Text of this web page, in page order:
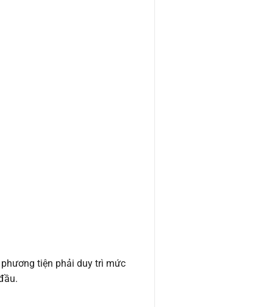
tiện phải duy trì mức